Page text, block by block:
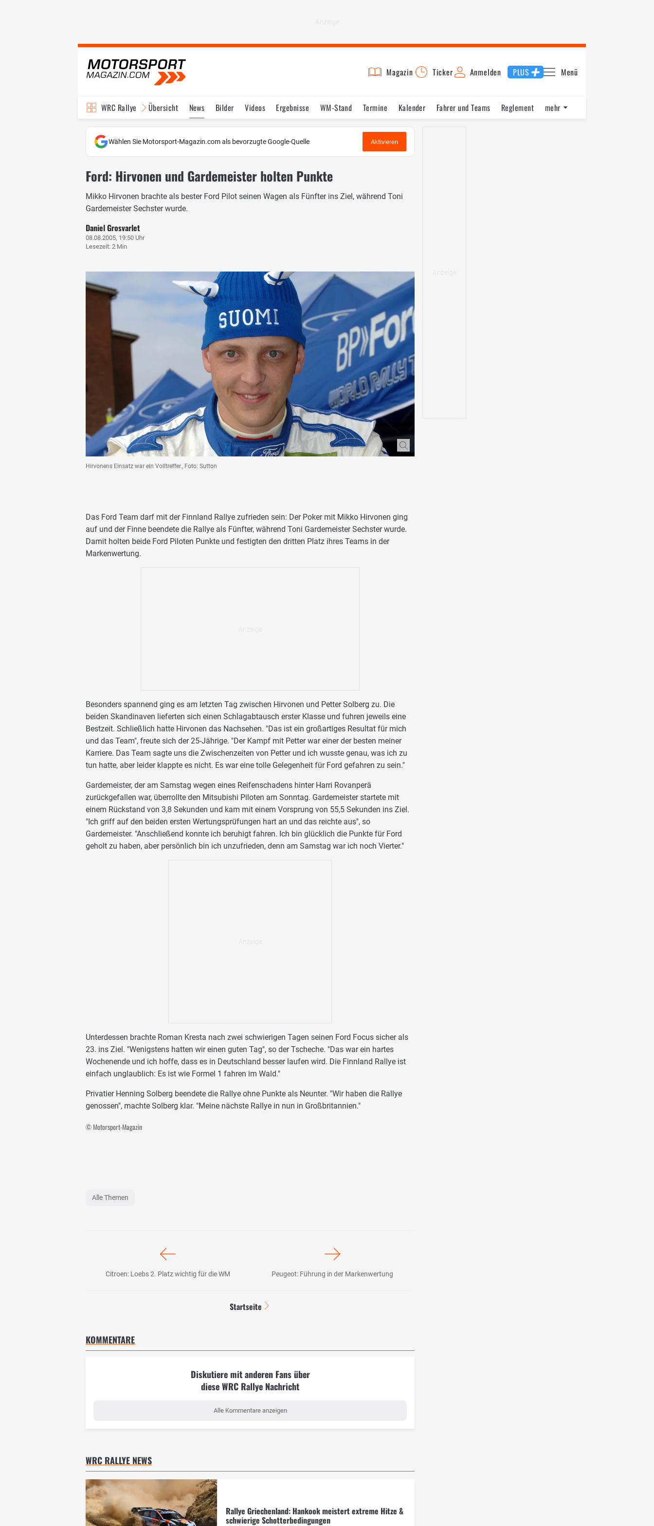
Magazin Ticker Anmelden PLUS Menü
WRC Rallye Übersicht News Bilder Videos Ergebnisse WM-Stand Termine Kalender Fahrer und Teams
Reglement
TV-Programm
mehr
Wählen Sie Motorsport-Magazin.com als bevorzugte Google-Quelle Aktivieren
Ford: Hirvonen und Gardemeister holten Punkte
Mikko Hirvonen brachte als bester Ford Pilot seinen Wagen als Fünfter ins Ziel, während Toni
Gardemeister Sechster wurde.
Daniel Grosvarlet
08.08.2005, 19:50 Uhr
Lesezeit: 2 Min
Hirvonens Einsatz war ein Volltreffer., Foto: Sutton
Das Ford Team darf mit der Finnland Rallye zufrieden sein: Der Poker mit Mikko Hirvonen ging
auf und der Finne beendete die Rallye als Fünfter, während Toni Gardemeister Sechster wurde.
Damit holten beide Ford Piloten Punkte und festigten den dritten Platz ihres Teams in der
Markenwertung.
Besonders spannend ging es am letzten Tag zwischen Hirvonen und Petter Solberg zu. Die
beiden Skandinaven lieferten sich einen Schlagabtausch erster Klasse und fuhren jeweils eine
Bestzeit. Schließlich hatte Hirvonen das Nachsehen. "Das ist ein großartiges Resultat für mich
und das Team", freute sich der 25-Jährige. "Der Kampf mit Petter war einer der besten meiner
Karriere. Das Team sagte uns die Zwischenzeiten von Petter und ich wusste genau, was ich zu
tun hatte, aber leider klappte es nicht. Es war eine tolle Gelegenheit für Ford gefahren zu sein."
Gardemeister, der am Samstag wegen eines Reifenschadens hinter Harri Rovanperä
zurückgefallen war, überrollte den Mitsubishi Piloten am Sonntag. Gardemeister startete mit
einem Rückstand von 3,8 Sekunden und kam mit einem Vorsprung von 55,5 Sekunden ins Ziel.
"Ich griff auf den beiden ersten Wertungsprüfungen hart an und das reichte aus", so
Gardemeister. "Anschließend konnte ich beruhigt fahren. Ich bin glücklich die Punkte für Ford
geholt zu haben, aber persönlich bin ich unzufrieden, denn am Samstag war ich noch Vierter."
Unterdessen brachte Roman Kresta nach zwei schwierigen Tagen seinen Ford Focus sicher als
23. ins Ziel. "Wenigstens hatten wir einen guten Tag", so der Tscheche. "Das war ein hartes
Wochenende und ich hoffe, dass es in Deutschland besser laufen wird. Die Finnland Rallye ist
einfach unglaublich: Es ist wie Formel 1 fahren im Wald."
Privatier Henning Solberg beendete die Rallye ohne Punkte als Neunter. "Wir haben die Rallye
genossen", machte Solberg klar. "Meine nächste Rallye in nun in Großbritannien."
© Motorsport-Magazin
Alle Themen
Citroen: Loebs 2. Platz wichtig für die WM Peugeot: Führung in der Markenwertung
Startseite
KOMMENTARE
Diskutiere mit anderen Fans über
diese WRC Rallye Nachricht
Alle Kommentare anzeigen
WRC RALLYE NEWS
Rallye Griechenland: Hankook meistert extreme Hitze &
schwierige Schotterbedingungen